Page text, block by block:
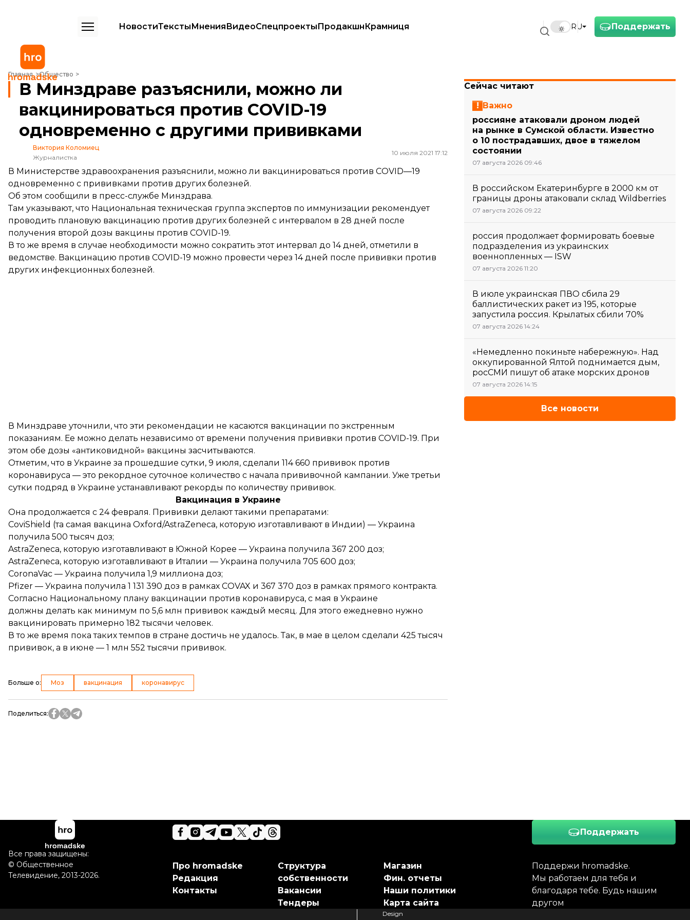
Поддержать
RU
НовостиТекстыМненияВидеоСпецпроектыПродакшнКрамниця
Главная Общество
В Минздраве разъяснили, можно ли вакцинироваться против COVID-19 одновременно с другими прививками
В Минздраве разъяснили, можно ли
вакцинироваться против COVID-19
одновременно с другими прививками
Виктория Коломиец
Журналистка
10 июля 2021 17:12
В Министерстве здравоохранения разъяснили, можно ли вакцинироваться против COVID—19
одновременно с прививками против других болезней.
Об этом сообщили в пресс-службе Минздрава.
Там указывают, что Национальная техническая группа экспертов по иммунизации рекомендует
проводить плановую вакцинацию против других болезней с интервалом в 28 дней после
получения второй дозы вакцины против COVID-19.
В то же время в случае необходимости можно сократить этот интервал до 14 дней, отметили в
ведомстве. Вакцинацию против COVID-19 можно провести через 14 дней после прививки против
других инфекционных болезней.
В Минздраве уточнили, что эти рекомендации не касаются вакцинации по экстренным
показаниям. Ее можно делать независимо от времени получения прививки против COVID-19. При
этом обе дозы «антиковидной» вакцины засчитываются.
Отметим, что в Украине за прошедшие сутки, 9 июля, сделали 114 660 прививок против
коронавируса — это рекордное суточное количество с начала прививочной кампании. Уже третьи
сутки подряд в Украине устанавливают рекорды по количеству прививок.
Вакцинация в Украине
Она продолжается с 24 февраля. Прививки делают такими препаратами:
CoviShield (та самая вакцина Oxford/AstraZeneca, которую изготавливают в Индии) — Украина
получила 500 тысяч доз;
AstraZeneca, которую изготавливают в Южной Корее — Украина получила 367 200 доз;
AstraZeneca, которую изготавливают в Италии — Украина получила 705 600 доз;
CoronaVac — Украина получила 1,9 миллиона доз;
Pfizer — Украина получила 1 131 390 доз в рамках COVAX и 367 370 доз в рамках прямого контракта.
Согласно Национальному плану вакцинации против коронавируса, с мая в Украине
должны делать как минимум по 5,6 млн прививок каждый месяц. Для этого ежедневно нужно
вакцинировать примерно 182 тысячи человек.
В то же время пока таких темпов в стране достичь не удалось. Так, в мае в целом сделали 425 тысяч
прививок, а в июне — 1 млн 552 тысячи прививок.
Больше о: Моз вакцинация коронавирус
Поделиться:
Сейчас читают
Важно
россияне атаковали дроном людей
на рынке в Сумской области. Известно
о 10 пострадавших, двое в тяжелом
состоянии
07 августа 2026 09:46
В российском Екатеринбурге в 2000 км от
границы дроны атаковали склад Wildberries
07 августа 2026 09:22
россия продолжает формировать боевые
подразделения из украинских
военнопленных — ISW
07 августа 2026 11:20
В июле украинская ПВО сбила 29
баллистических ракет из 195, которые
запустила россия. Крылатых сбили 70%
07 августа 2026 14:24
«Немедленно покиньте набережную». Над
оккупированной Ялтой поднимается дым,
росСМИ пишут об атаке морских дронов
07 августа 2026 14:15
Все новости
Поддержать
Поддержи hromadske.
Мы работаем для тебя и
благодаря тебе. Будь нашим
другом
Про hromadske
Редакция
Контакты
Структура
собственности
Вакансии
Тендеры
Магазин
Фин. отчеты
Наши политики
Карта сайта
Все права защищены:
© Общественное
Телевидение, 2013-2026.
Design